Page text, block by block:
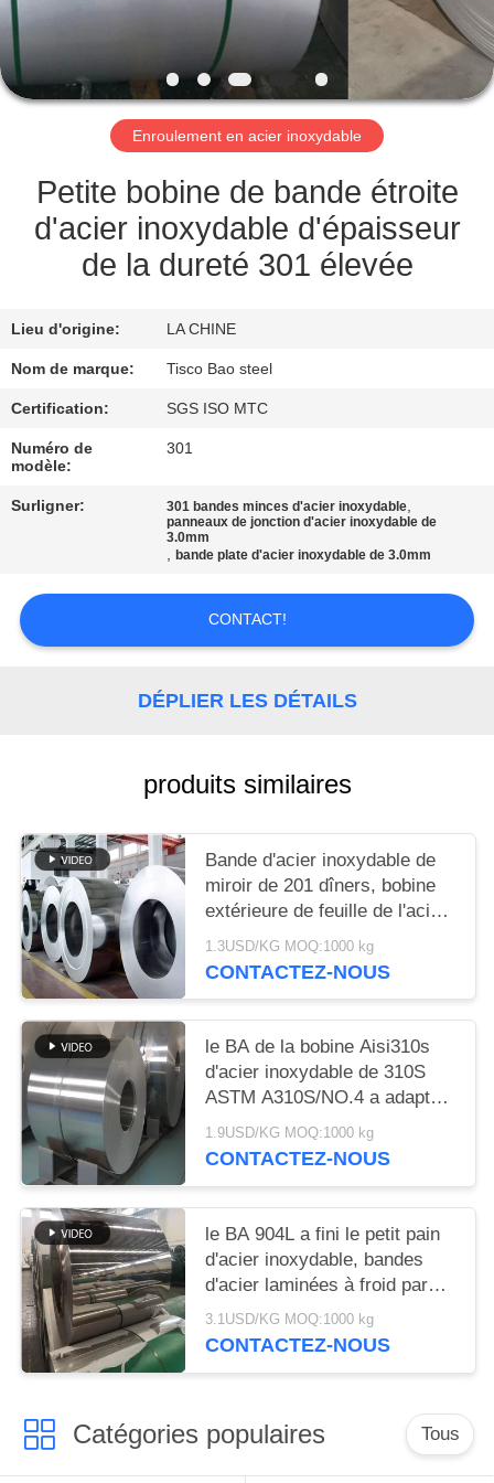
VISITE
DE
L'USINE
CONTRÔLE
DE
QUALITÉ
NOUS
CONTACTER
NOUVELLES
DEMANDER
PLAN
POLICY
Enroulement en acier inoxydable
Petite bobine de bande étroite
d'acier inoxydable d'épaisseur
de la dureté 301 élevée
Lieu d'origine: LA CHINE
Nom de marque: Tisco Bao steel
Certification: SGS ISO MTC
Numéro de
modèle:
301
Surligner: 301 bandes minces d'acier inoxydable,
panneaux de jonction d'acier inoxydable de
3.0mm
,bande plate d'acier inoxydable de 3.0mm
CONTACT!
DÉPLIER LES DÉTAILS
produits similaires
Bande d'acier inoxydable de
miroir de 201 dîners, bobine
extérieure de feuille de l'acier
inoxydable 8k
1.3USD/KG MOQ:1000 kg
CONTACTEZ-NOUS
le BA de la bobine Aisi310s
d'acier inoxydable de 310S
ASTM A310S/NO.4 a adapté
la longueur aux besoins du
client
1.9USD/KG MOQ:1000 kg
CONTACTEZ-NOUS
le BA 904L a fini le petit pain
d'acier inoxydable, bandes
d'acier laminées à froid par
bobine de 0.5mm solides
solubles
3.1USD/KG MOQ:1000 kg
CONTACTEZ-NOUS
Catégories populaires Tous